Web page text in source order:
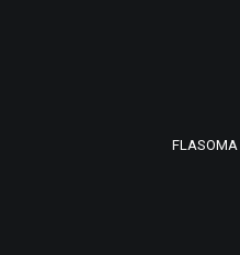
FLASOMA